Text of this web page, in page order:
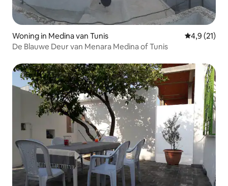
Woning in Medina van Tunis
4,9 (21)
De Blauwe Deur van Menara Medina of Tunis